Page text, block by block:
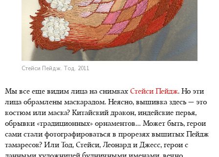
Стейси Пейдж. Тод. 2011
Мы все еще видим лица на снимках Стейси Пейдж. Но эти
лица обрамлены маскарадом. Неясно, вышивка здесь — это
костюм или маска? Китайский дракон, индейские перья,
обрывки «традиционных» орнаментов… Может быть, герои
сами стали фотографироваться в прорезях вышитых Пейдж
тамаресок? Или Тод, Стейси, Леонард и Джесс, герои с